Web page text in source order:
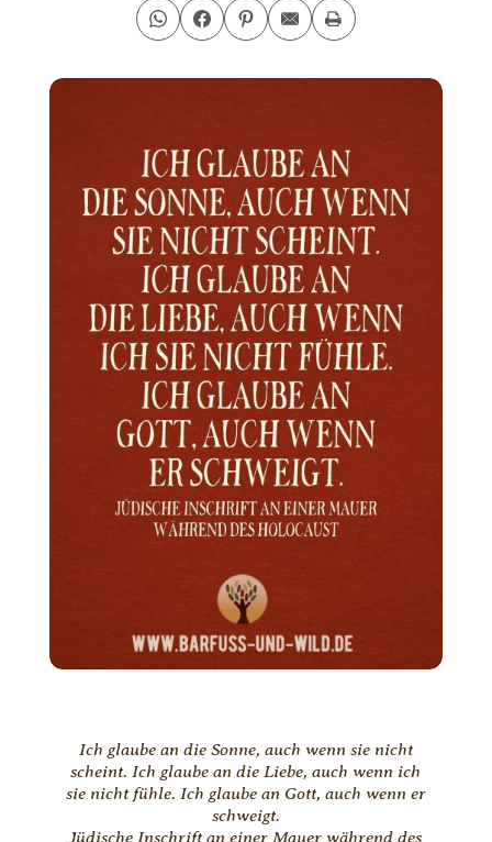
Ich glaube an die Sonne, auch wenn sie nicht
scheint. Ich glaube an die Liebe, auch wenn ich
sie nicht fühle. Ich glaube an Gott, auch wenn er
schweigt.
Jüdische Inschrift an einer Mauer während des